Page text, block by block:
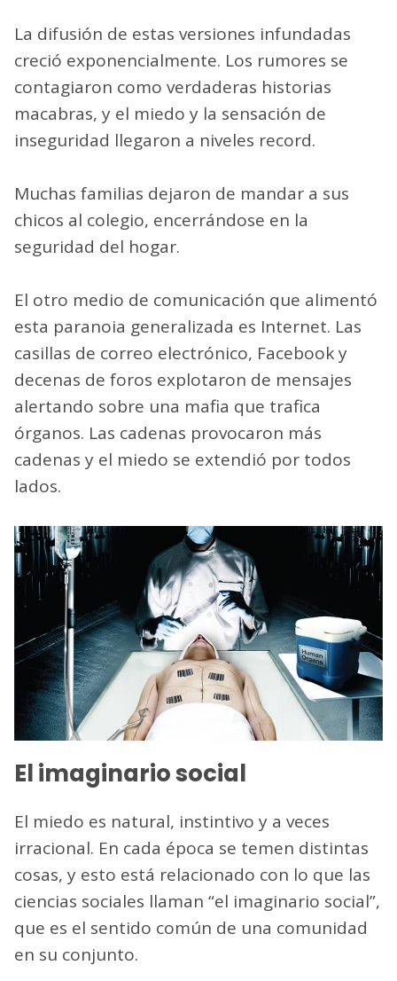
La difusión de estas versiones infundadas
creció exponencialmente. Los rumores se
contagiaron como verdaderas historias
macabras, y el miedo y la sensación de
inseguridad llegaron a niveles record.
Muchas familias dejaron de mandar a sus
chicos al colegio, encerrándose en la
seguridad del hogar.
El otro medio de comunicación que alimentó
esta paranoia generalizada es Internet. Las
casillas de correo electrónico, Facebook y
decenas de foros explotaron de mensajes
alertando sobre una mafia que trafica
órganos. Las cadenas provocaron más
cadenas y el miedo se extendió por todos
lados.
El imaginario social
El miedo es natural, instintivo y a veces
irracional. En cada época se temen distintas
cosas, y esto está relacionado con lo que las
ciencias sociales llaman “el imaginario social”,
que es el sentido común de una comunidad
en su conjunto.